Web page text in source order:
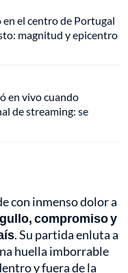
en el centro de Portugal
magnitud y epicentro
en vivo cuando
de streaming: se
con inmenso dolor a
compromiso y
. Su partida enluta a
huella imborrable
y fuera de la